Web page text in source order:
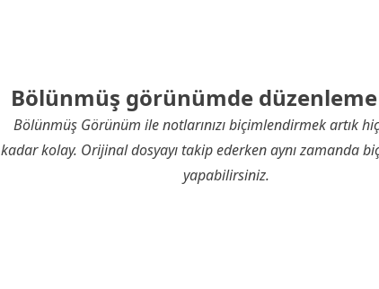
Bölünmüş görünümde düzenleme
Bölünmüş Görünüm ile notlarınızı biçimlendirmek artık
kadar kolay. Orijinal dosyayı takip ederken aynı zamanda
yapabilirsiniz.